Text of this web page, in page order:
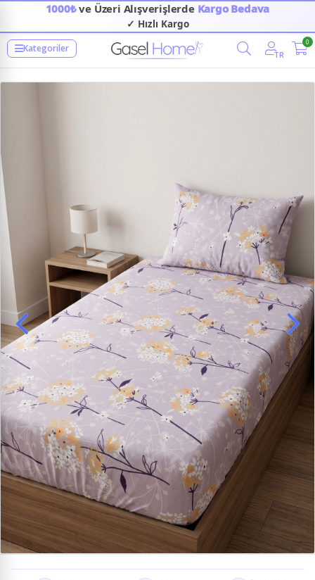
1000₺ve Üzeri Alışverişlerde Kargo Bedava
✓ Hızlı Kargo
✓ Güvenilir Alışveriş
Kategoriler
TR
0